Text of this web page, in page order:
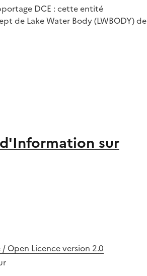
DCE : cette entité
de Lake Water Body (LWBODY) de
sur
Open Licence version 2.0